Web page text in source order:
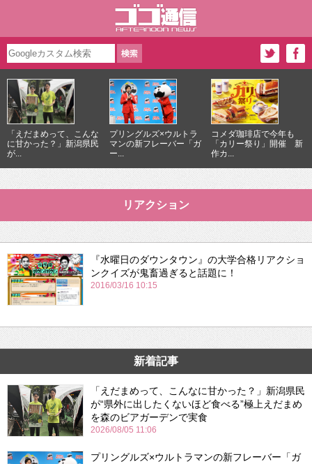
「えだまめって、こんな
に甘かった？」新潟県民
が...
プリングルズ×ウルトラ
マンの新フレーバー「ガ
ー...
コメダ珈琲店で今年も
「カリー祭り」開催 新
作カ...
リアクション
『水曜日のダウンタウン』の大学合格リアクショ
ンクイズが鬼畜過ぎると話題に！
2016/03/16 10:15
新着記事
「えだまめって、こんなに甘かった？」新潟県民
が“県外に出したくないほど食べる”極上えだまめ
を森のビアガーデンで実食
2026/08/05 11:06
プリングルズ×ウルトラマンの新フレーバー「ガ